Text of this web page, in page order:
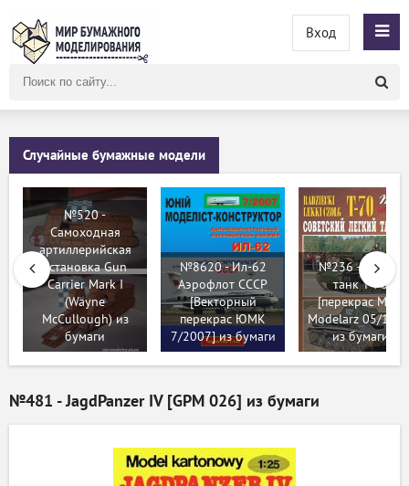
сайту
Вход
Случайные бумажные модели
№520 -
Самоходная
артиллерийская
установка Gun
Carrier Mark I
(Wayne
McCullough) из
бумаги
№8620 - Ил-62
Аэрофлот СССР
[Векторный
перекрас ЮМК
7/2007] из бумаги
№236 - Лёгкий
танк Т-70
[перекрас Maly
Modelarz 05/
из бумаги
№481 - JagdPanzer IV [GPM 026] из бумаги